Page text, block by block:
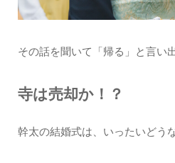
その話を聞いて「帰る」と言い
寺は売却か！？
幹太の結婚式は、いったいどう